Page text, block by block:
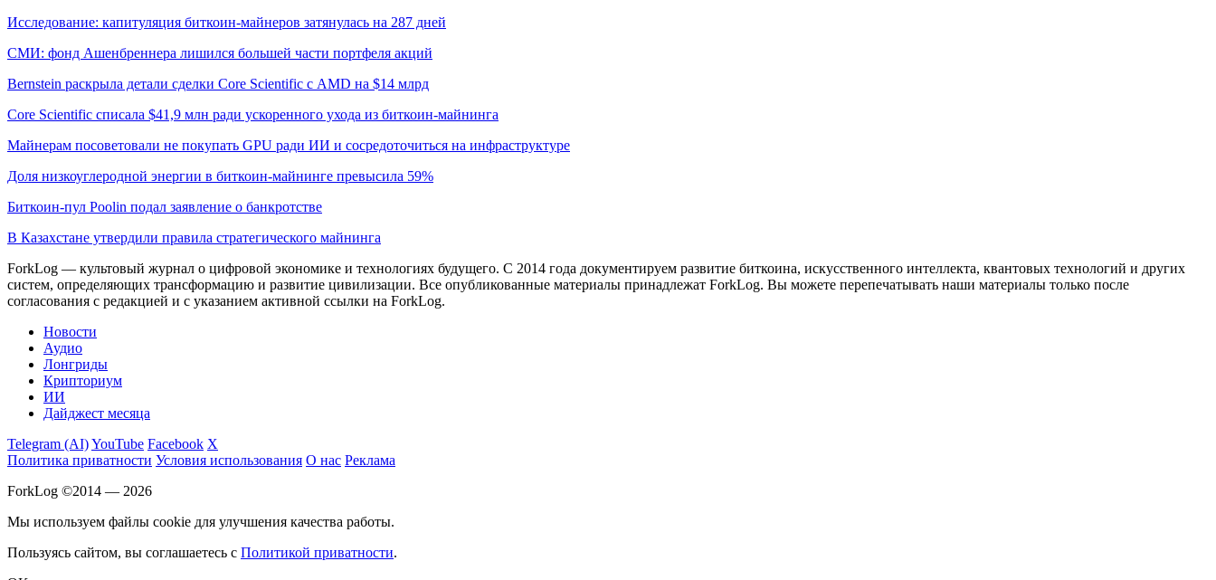
Исследование: капитуляция биткоин-майнеров затянулась на 287 дней
СМИ: фонд Ашенбреннера лишился большей части портфеля акций
Bernstein раскрыла детали сделки Core Scientific с AMD на $14 млрд
Core Scientific списала $41,9 млн ради ускоренного ухода из биткоин-майнинга
Майнерам посоветовали не покупать GPU ради ИИ и сосредоточиться на инфраструктуре
Доля низкоуглеродной энергии в биткоин-майнинге превысила 59%
Биткоин-пул Poolin подал заявление о банкротстве
В Казахстане утвердили правила стратегического майнинга
ForkLog — культовый журнал о цифровой экономике и технологиях будущего. С 2014 года документируем развитие биткоина, искусственного интеллекта, квантовых технологий и других
систем, определяющих трансформацию и развитие цивилизации. Все опубликованные материалы принадлежат ForkLog. Вы можете перепечатывать наши материалы только после
согласования с редакцией и с указанием активной ссылки на ForkLog.
Новости
Аудио
Лонгриды
Крипториум
ИИ
Дайджест месяца
Telegram (AI)YouTube Facebook X
Политика приватности Условия использования О нас Реклама
ForkLog ©2014 — 2026
Мы используем файлы cookie для улучшения качества работы.
Пользуясь сайтом, вы соглашаетесь с Политикой приватности.